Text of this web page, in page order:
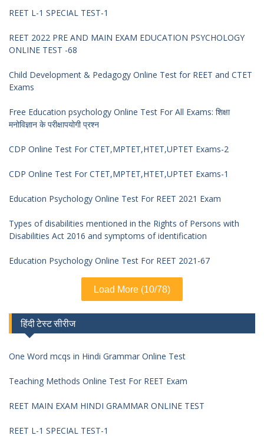
REET L-1 SPECIAL TEST-1
REET 2022 PRE AND MAIN EXAM EDUCATION PSYCHOLOGY
ONLINE TEST -68
Child Development & Pedagogy Online Test for REET and CTET
Exams
Free Education psychology Online Test For All Exams: शिक्षा
मनोविज्ञान के परीक्षापयोगी प्रश्न
CDP Online Test For CTET,MPTET,HTET,UPTET Exams-2
CDP Online Test For CTET,MPTET,HTET,UPTET Exams-1
Education Psychology Online Test For REET 2021 Exam
Types of disabilities mentioned in the Rights of Persons with
Disabilities Act 2016 and symptoms of identification
Education Psychology Online Test For REET 2021-67
Load More (10/78)
हिंदी टेस्ट सीरीज
One Word mcqs in Hindi Grammar Online Test
Teaching Methods Online Test For REET Exam
REET MAIN EXAM HINDI GRAMMAR ONLINE TEST
REET L-1 SPECIAL TEST-1